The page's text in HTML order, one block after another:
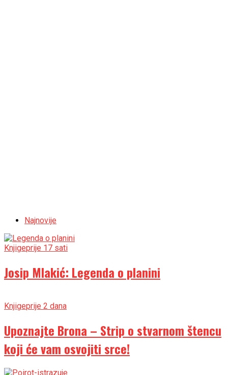
Najnovije
Knjigeprije 17 sati
Josip Mlakić: Legenda o planini
Knjigeprije 2 dana
Upoznajte Brona – Strip o stvarnom štencu
koji će vam osvojiti srce!